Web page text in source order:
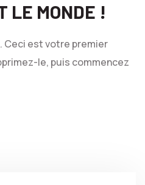
LE MONDE !
Ceci est votre premier
le, puis commencez